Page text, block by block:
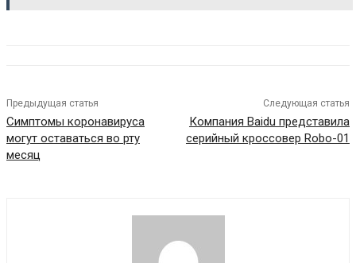
Предыдущая статья
Симптомы коронавируса
могут оставаться во рту
месяц
Следующая статья
Компания Baidu представила
серийный кроссовер Robo-01